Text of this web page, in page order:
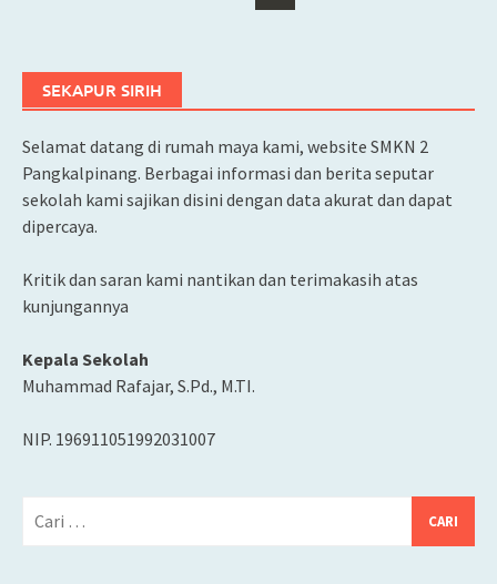
SEKAPUR SIRIH
Selamat datang di rumah maya kami, website SMKN 2
Pangkalpinang. Berbagai informasi dan berita seputar
sekolah kami sajikan disini dengan data akurat dan dapat
dipercaya.
Kritik dan saran kami nantikan dan terimakasih atas
kunjungannya
Kepala Sekolah
Muhammad Rafajar, S.Pd., M.TI.
NIP. 196911051992031007